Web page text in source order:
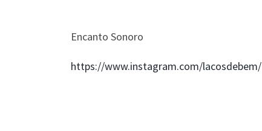
Encanto Sonoro
https://www.instagram.com/lacosdebem/